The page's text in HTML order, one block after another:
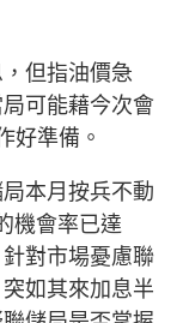
但指油價急
可能藉今次會
好準備。
本月按兵不動
機會率已達
對市場憂慮聯
如其來加息半